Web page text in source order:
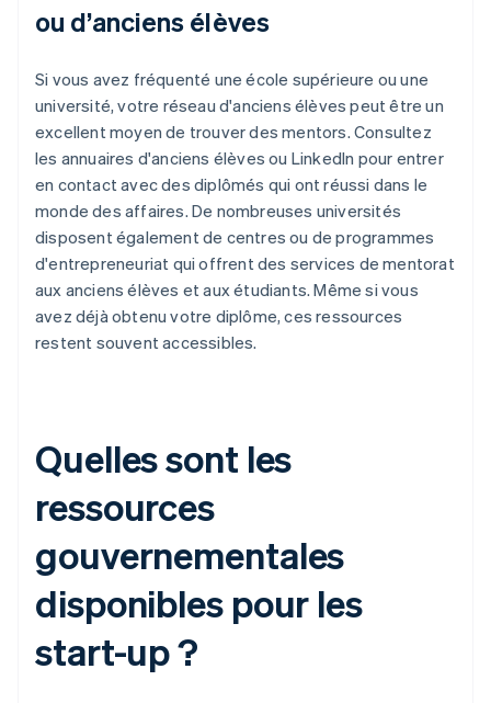
ou d’anciens élèves
Si vous avez fréquenté une école supérieure ou une
université, votre réseau d'anciens élèves peut être un
excellent moyen de trouver des mentors. Consultez
les annuaires d'anciens élèves ou LinkedIn pour entrer
en contact avec des diplômés qui ont réussi dans le
monde des affaires. De nombreuses universités
disposent également de centres ou de programmes
d'entrepreneuriat qui offrent des services de mentorat
aux anciens élèves et aux étudiants. Même si vous
avez déjà obtenu votre diplôme, ces ressources
restent souvent accessibles.
Quelles sont les
ressources
gouvernementales
disponibles pour les
start-up ?